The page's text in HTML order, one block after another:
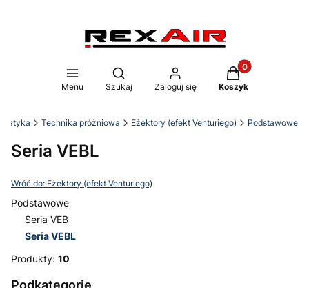
Menu
Otwórz wyszukiwarkę
Szukaj Zaloguj się
Produkty w
Koszyk
Technika próżniowa Eżektory (efekt Venturiego) Podstawowe
Seria VEBL
Wróć do: Eżektory (efekt Venturiego)
Podstawowe
Seria VEB
Seria VEBL
Koniec menu
Produkty: 10
Podkategorie